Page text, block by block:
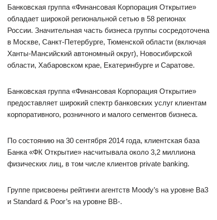
Банковская группа «Финансовая Корпорация Открытие»
обладает широкой региональной сетью в 58 регионах
России. Значительная часть бизнеса группы сосредоточена
в Москве, Санкт-Петербурге, Тюменской области (включая
Ханты-Мансийский автономный округ), Новосибирской
области, Хабаровском крае, Екатеринбурге и Саратове.
Банковская группа «Финансовая Корпорация Открытие»
предоставляет широкий спектр банковских услуг клиентам
корпоративного, розничного и малого сегментов бизнеса.
По состоянию на 30 сентября 2014 года, клиентская база
Банка «ФК Открытие» насчитывала около 3,2 миллиона
физических лиц, в том числе клиентов private banking.
Группе присвоены рейтинги агентств Moody’s на уровне Ba3
и Standard & Poor’s на уровне ВВ-.